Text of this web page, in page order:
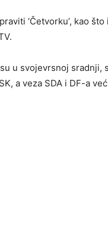
‘Četvorku’, kao
u svojevrsnoj sradnji,
a veza SDA i DF-a